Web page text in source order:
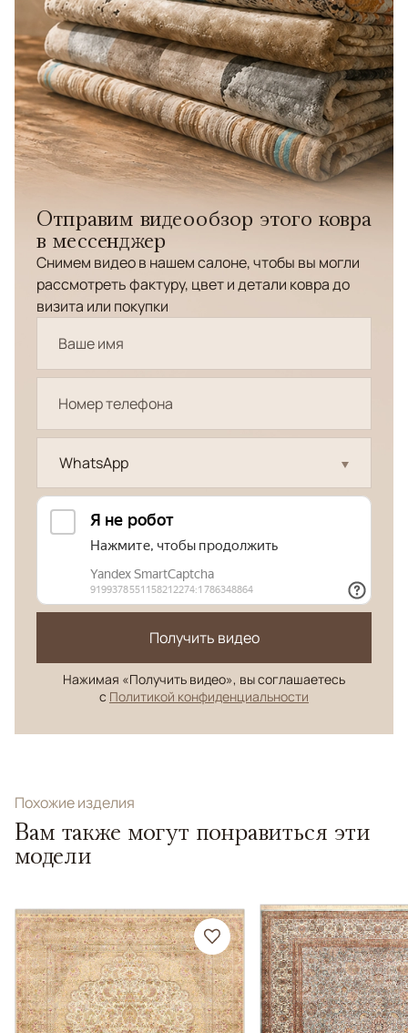
Отправим видеообзор этого ковра
в мессенджер
Снимем видео в нашем салоне, чтобы вы могли
рассмотреть фактуру, цвет и детали ковра до
визита или покупки
WhatsApp
Получить видео
Нажимая «Получить видео», вы соглашаетесь
с Политикой конфиденциальности
Похожие изделия
Вам также могут понравиться эти
модели